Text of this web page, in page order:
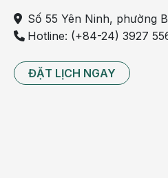
Số 55 Yên Ninh, phường
Hotline: (+84-24) 3927
ĐẶT LỊCH NGAY